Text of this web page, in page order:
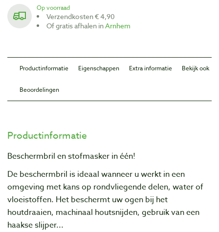
Op voorraad
Verzendkosten € 4,90
Of gratis afhalen inArnhem
Productinformatie Eigenschappen Extra informatie Bekijk ook
Beoordelingen
Productinformatie
Beschermbril en stofmasker in één!
De beschermbril is ideaal wanneer u werkt in een
omgeving met kans op rondvliegende delen, water of
vloeistoffen. Het beschermt uw ogen bij het
houtdraaien, machinaal houtsnijden, gebruik van een
haakse slijper...